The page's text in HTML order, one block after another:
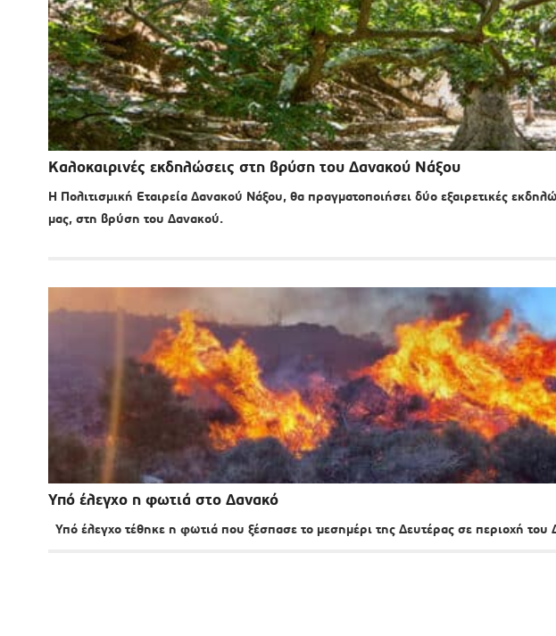
Καλοκαιρινές εκδηλώσεις στη βρύση του Δανακού Νάξου
Η Πολιτισμική Εταιρεία Δανακού Νάξου, θα πραγματοποιήσει δύο εξαιρετικές
μας, στη βρύση του Δανακού.
Υπό έλεγχο η φωτιά στο Δανακό
Υπό έλεγχο τέθηκε η φωτιά που ξέσπασε το μεσημέρι της Δευτέρας σε περιοχή